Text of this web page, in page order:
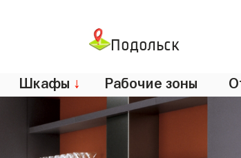
Подольск
Шкафы ↓ Рабочие зоны